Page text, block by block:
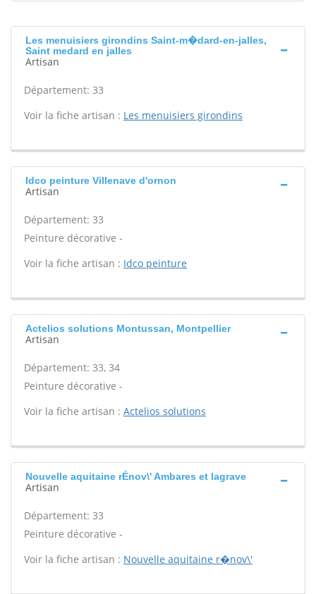
Les menuisiers girondins Saint-m�dard-en-jalles,
Saint medard en jalles
Artisan
Département: 33
Voir la fiche artisan : Les menuisiers girondins
Idco peinture Villenave d'ornon
Artisan
Département: 33
Peinture décorative -
Voir la fiche artisan : Idco peinture
Actelios solutions Montussan, Montpellier
Artisan
Département: 33, 34
Peinture décorative -
Voir la fiche artisan : Actelios solutions
Nouvelle aquitaine rÉnov\' Ambares et lagrave
Artisan
Département: 33
Peinture décorative -
Voir la fiche artisan : Nouvelle aquitaine r�nov\'